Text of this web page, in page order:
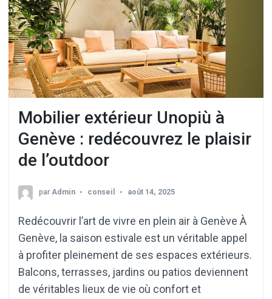
Mobilier extérieur Unopiù à
Genève : redécouvrez le plaisir
de l’outdoor
parAdmin conseil août 14, 2025
Redécouvrir l’art de vivre en plein air à Genève À
Genève, la saison estivale est un véritable appel
à profiter pleinement de ses espaces extérieurs.
Balcons, terrasses, jardins ou patios deviennent
de véritables lieux de vie où confort et